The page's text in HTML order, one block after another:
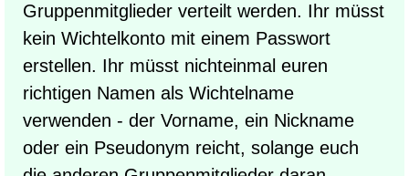
Gruppenmitglieder verteilt werden. Ihr müsst
kein Wichtelkonto mit einem Passwort
erstellen. Ihr müsst nichteinmal euren
richtigen Namen als Wichtelname
verwenden - der Vorname, ein Nickname
oder ein Pseudonym reicht, solange euch